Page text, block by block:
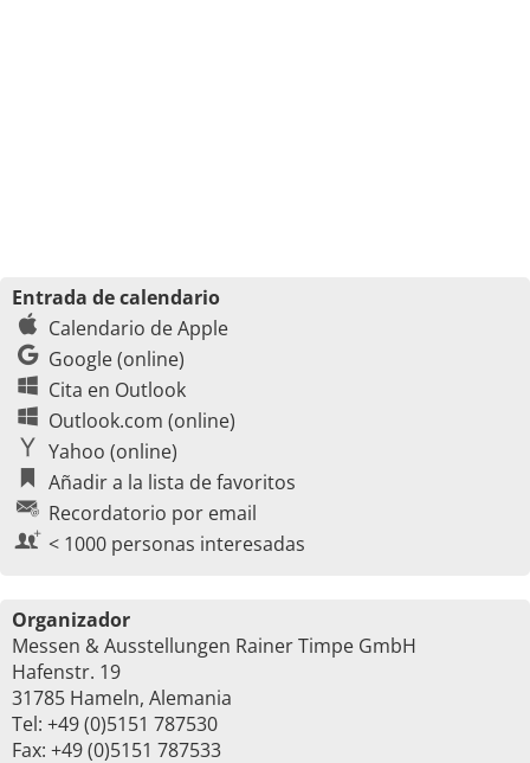
Entrada de calendario
Calendario de Apple
Google (online)
Cita en Outlook
Outlook.com (online)
Yahoo (online)
Añadir a la lista de favoritos
Recordatorio por email
< 1000 personas interesadas
Organizador
Messen & Ausstellungen Rainer Timpe GmbH
Hafenstr. 19
31785 Hameln, Alemania
Tel: +49 (0)5151 787530
Fax: +49 (0)5151 787533